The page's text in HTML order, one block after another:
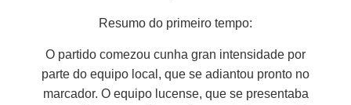
Resumo do primeiro tempo:
O partido comezou cunha gran intensidade por
parte do equipo local, que se adiantou pronto no
marcador. O equipo lucense, que se presentaba